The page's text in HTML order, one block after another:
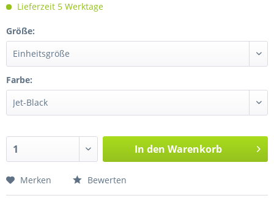
Lieferzeit 5 Werktage
Größe:
Farbe:
In den Warenkorb
Merken Bewerten